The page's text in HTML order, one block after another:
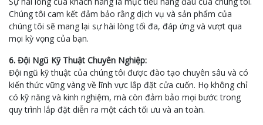
Chúng tôi cam kết đảm bảo rằng dịch vụ và sản phẩm của
chúng tôi sẽ mang lại sự hài lòng tối đa, đáp ứng và vượt qua
mọi kỳ vọng của bạn.
6. Đội Ngũ Kỹ Thuật Chuyên Nghiệp:
Đội ngũ kỹ thuật của chúng tôi được đào tạo chuyên sâu và có
kiến thức vững vàng về lĩnh vực lắp đặt cửa cuốn. Họ không chỉ
có kỹ năng và kinh nghiệm, mà còn đảm bảo mọi bước trong
quy trình lắp đặt diễn ra một cách tối ưu và an toàn.